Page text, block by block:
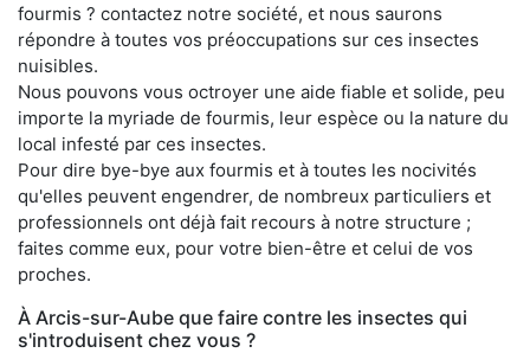
fourmis ? contactez notre société, et nous saurons
répondre à toutes vos préoccupations sur ces insectes
nuisibles.
Nous pouvons vous octroyer une aide fiable et solide, peu
importe la myriade de fourmis, leur espèce ou la nature du
local infesté par ces insectes.
Pour dire bye-bye aux fourmis et à toutes les nocivités
qu'elles peuvent engendrer, de nombreux particuliers et
professionnels ont déjà fait recours à notre structure ;
faites comme eux, pour votre bien-être et celui de vos
proches.
À Arcis-sur-Aube que faire contre les insectes qui
s'introduisent chez vous ?